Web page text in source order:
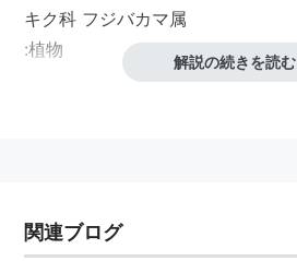
キク科 フジバカマ属
:植物
解説の続きを読む
関連ブログ